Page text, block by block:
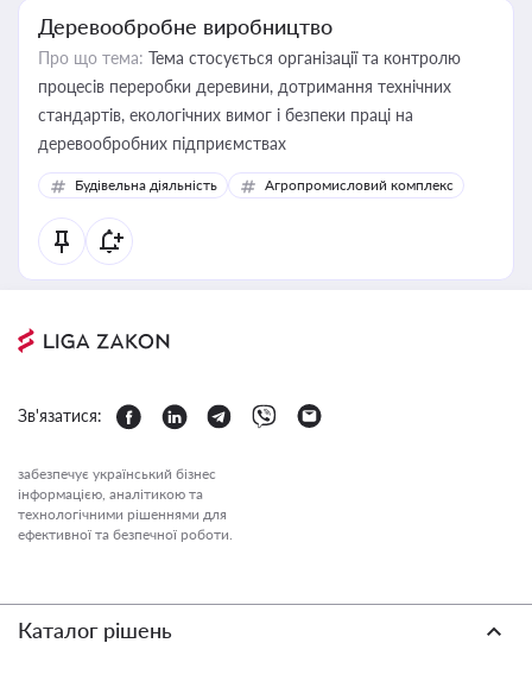
Деревообробне виробництво
Про що тема: Тема стосується організації та контролю
процесів переробки деревини, дотримання технічних
стандартів, екологічних вимог і безпеки праці на
деревообробних підприємствах
Будівельна діяльність Агропромисловий комплекс
Зв'язатися:
забезпечує український бізнес
інформацією, аналітикою та
технологічними рішеннями для
ефективної та безпечної роботи.
Каталог рішень